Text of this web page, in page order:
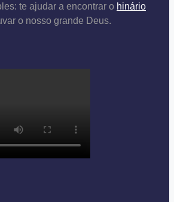
te ajudar a encontrar o hinário
o nosso grande Deus.